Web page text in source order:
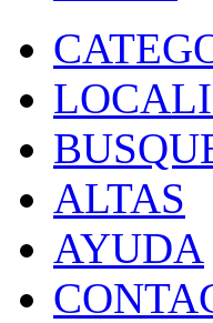
ALTAS
AYUDA